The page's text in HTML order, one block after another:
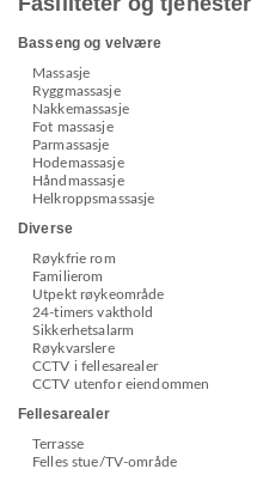
Basseng og velvære
Massasje
Ryggmassasje
Nakkemassasje
Fot massasje
Parmassasje
Hodemassasje
Håndmassasje
Helkroppsmassasje
Diverse
Røykfrie rom
Familierom
Utpekt røykeområde
24-timers vakthold
Sikkerhetsalarm
Røykvarslere
CCTV i fellesarealer
CCTV utenfor eiendommen
Fellesarealer
Terrasse
Felles stue/TV-område